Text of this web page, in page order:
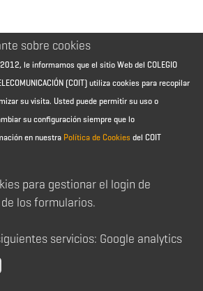
general
Madrid
sobre cookies
le informamos que el sitio Web del COLEGIO
(COIT) utiliza cookies para recopilar
su visita. Usted puede permitir su uso o
su configuración siempre que lo
en nuestra Política de Cookies del COIT
para gestionar el login de
los formularios.
servicios: Google analytics